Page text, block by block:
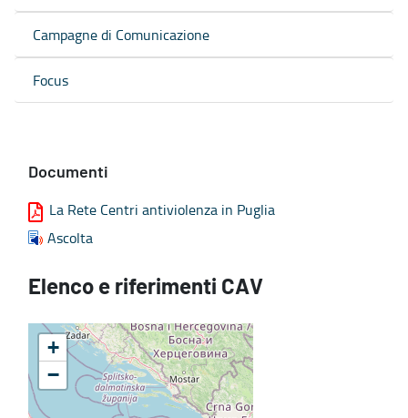
Campagne di Comunicazione
Focus
Documenti
La Rete Centri antiviolenza in Puglia
Ascolta
Elenco e riferimenti CAV
+
−